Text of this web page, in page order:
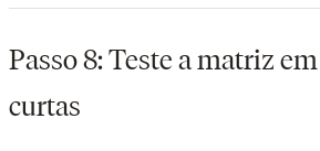
Passo 8: Teste a matriz
curtas